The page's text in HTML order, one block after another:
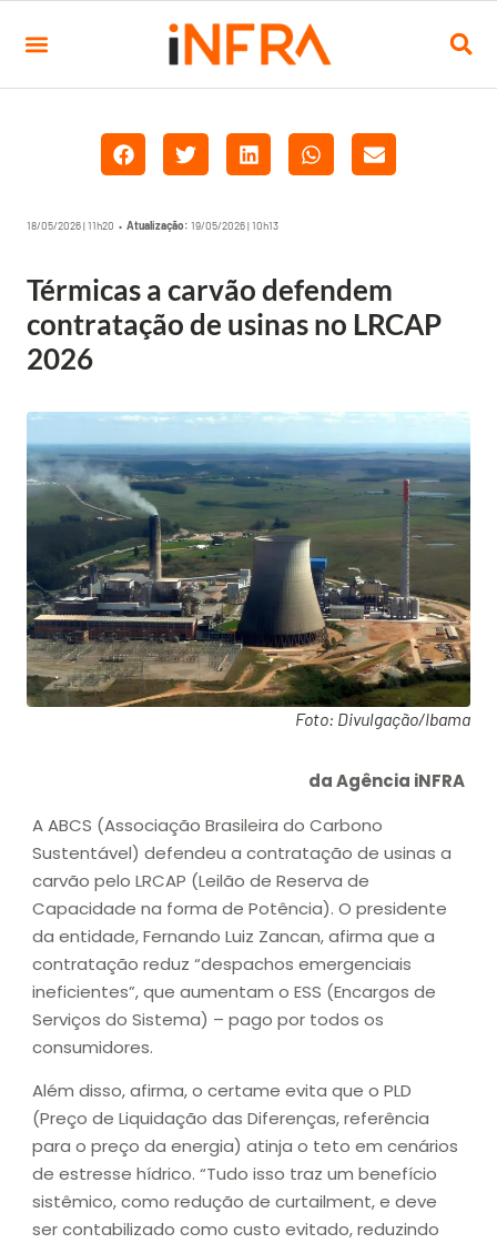
18/05/2026 | 11h20 • Atualização: 19/05/2026 | 10h13
Térmicas a carvão defendem
contratação de usinas no LRCAP
2026
Foto: Divulgação/Ibama
da Agência iNFRA
A ABCS (Associação Brasileira do Carbono
Sustentável) defendeu a contratação de usinas a
carvão pelo LRCAP (Leilão de Reserva de
Capacidade na forma de Potência). O presidente
da entidade, Fernando Luiz Zancan, afirma que a
contratação reduz “despachos emergenciais
ineficientes”, que aumentam o ESS (Encargos de
Serviços do Sistema) – pago por todos os
consumidores.
Além disso, afirma, o certame evita que o PLD
(Preço de Liquidação das Diferenças, referência
para o preço da energia) atinja o teto em cenários
de estresse hídrico. “Tudo isso traz um benefício
sistêmico, como redução de curtailment, e deve
ser contabilizado como custo evitado, reduzindo